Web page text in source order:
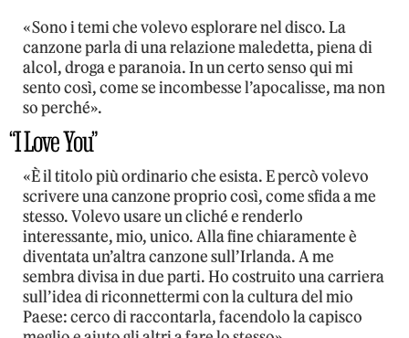
«Sono i temi che volevo esplorare nel disco. La
canzone parla di una relazione maledetta, piena di
alcol, droga e paranoia. In un certo senso qui mi
sento così, come se incombesse l’apocalisse, ma non
so perché».
“I Love You”
«È il titolo più ordinario che esista. E percò volevo
scrivere una canzone proprio così, come sfida a me
stesso. Volevo usare un cliché e renderlo
interessante, mio, unico. Alla fine chiaramente è
diventata un’altra canzone sull’Irlanda. A me
sembra divisa in due parti. Ho costruito una carriera
sull’idea di riconnettermi con la cultura del mio
Paese: cerco di raccontarla, facendolo la capisco